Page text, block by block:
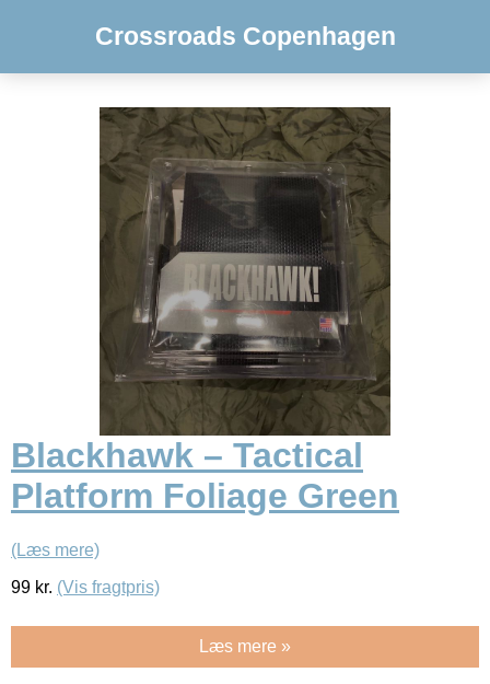
Crossroads Copenhagen
Blackhawk – Tactical
Platform Foliage Green
(Læs mere)
99 kr. (Vis fragtpris)
Læs mere »